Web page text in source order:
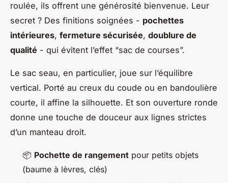
roulée, ils offrent une générosité bienvenue. Leur
secret ? Des finitions soignées - pochettes
intérieures, fermeture sécurisée, doublure de
qualité - qui évitent l’effet “sac de courses”.
Le sac seau, en particulier, joue sur l’équilibre
vertical. Porté au creux du coude ou en bandoulière
courte, il affine la silhouette. Et son ouverture ronde
donne une touche de douceur aux lignes strictes
d’un manteau droit.
📦 Pochette de rangement pour petits objets
(baume à lèvres, clés)